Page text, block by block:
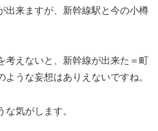
出来ますが、新幹線駅と今の小樽
考えないと、新幹線が出来た＝町
ような妄想はありえないですね。
気がします。